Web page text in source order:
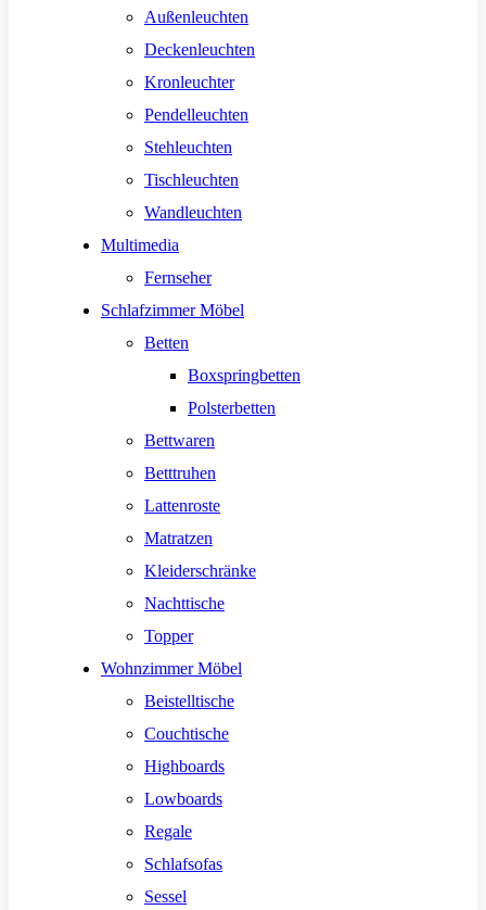
Außenleuchten
Deckenleuchten
Kronleuchter
Pendelleuchten
Stehleuchten
Tischleuchten
Wandleuchten
Multimedia
Fernseher
Schlafzimmer Möbel
Betten
Boxspringbetten
Polsterbetten
Bettwaren
Betttruhen
Lattenroste
Matratzen
Kleiderschränke
Nachttische
Topper
Wohnzimmer Möbel
Beistelltische
Couchtische
Highboards
Lowboards
Regale
Schlafsofas
Sessel